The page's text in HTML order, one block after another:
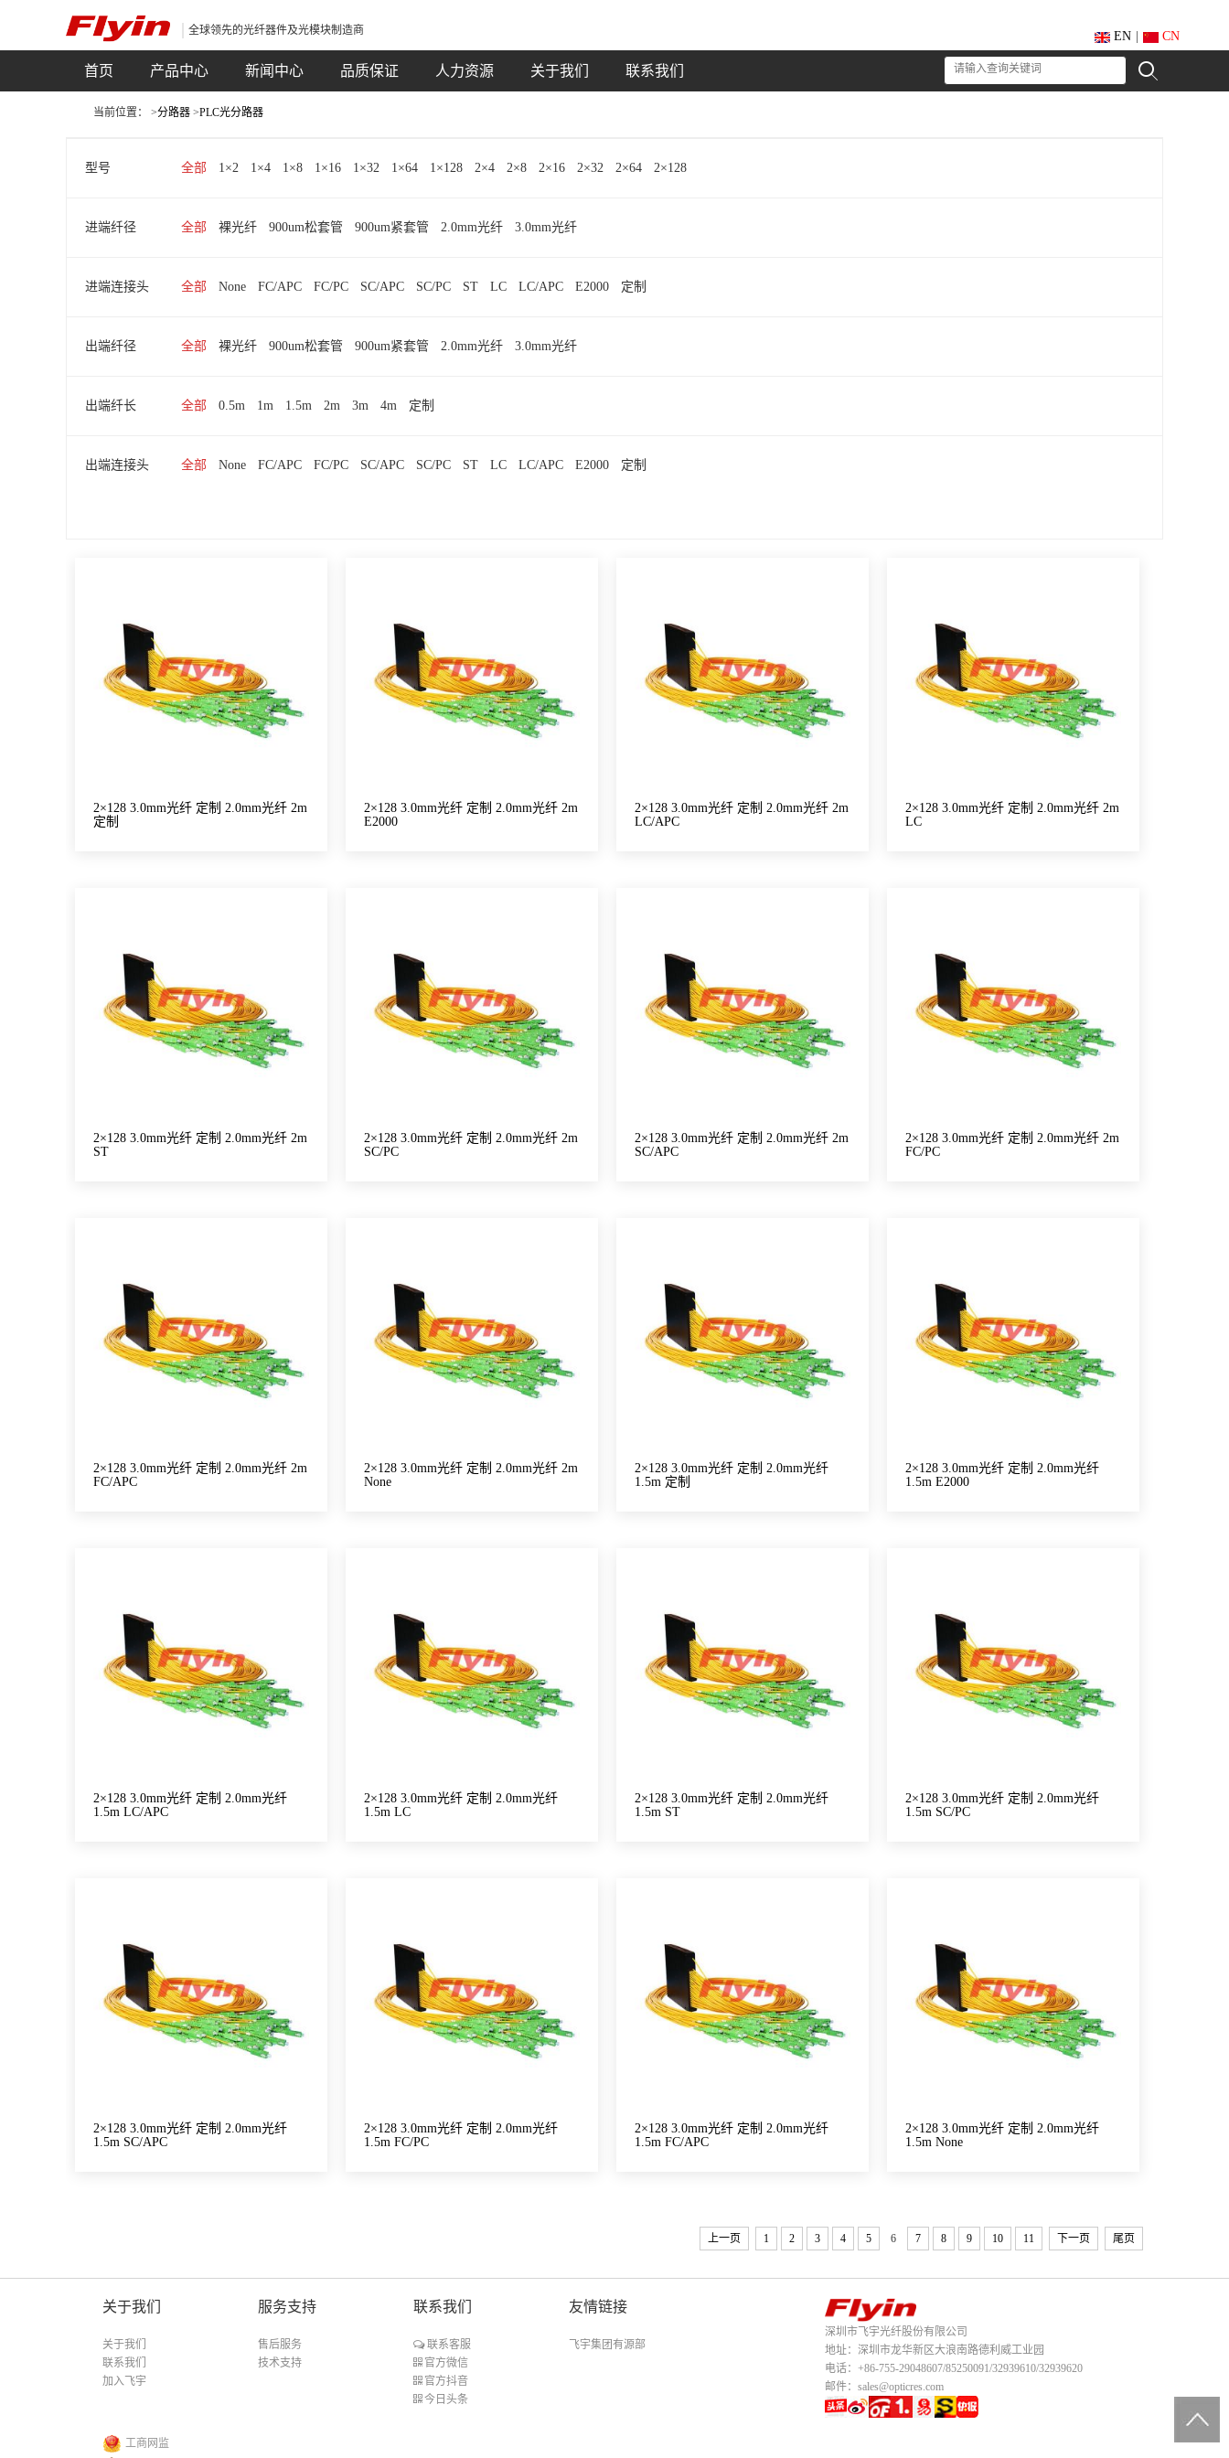
全球领先的光纤器件及光模块制造商 EN CN
首页 产品中心 新闻中心 品质保证 人力资源 关于我们 联系我们
当前位置： >分路器 >PLC光分路器
型号 全部 1×2 1×4 1×8 1×16 1×32 1×64 1×128 2×4 2×8 2×16 2×32 2×64 2×128
进端纤径 全部 裸光纤 900um松套管 900um紧套管 2.0mm光纤 3.0mm光纤
进端连接头 全部 None FC/APC FC/PC SC/APC SC/PC ST LC LC/APC E2000 定制
出端纤径 全部 裸光纤 900um松套管 900um紧套管 2.0mm光纤 3.0mm光纤
出端纤长 全部 0.5m 1m 1.5m 2m 3m 4m 定制
出端连接头 全部 None FC/APC FC/PC SC/APC SC/PC ST LC LC/APC E2000 定制
2×128 3.0mm光纤 定制 2.0mm光纤 2m
定制
2×128 3.0mm光纤 定制 2.0mm光纤 2m
E2000
2×128 3.0mm光纤 定制 2.0mm光纤 2m
LC/APC
2×128 3.0mm光纤 定制 2.0mm光纤 2m
LC
2×128 3.0mm光纤 定制 2.0mm光纤 2m
ST
2×128 3.0mm光纤 定制 2.0mm光纤 2m
SC/PC
2×128 3.0mm光纤 定制 2.0mm光纤 2m
SC/APC
2×128 3.0mm光纤 定制 2.0mm光纤 2m
FC/PC
2×128 3.0mm光纤 定制 2.0mm光纤 2m
FC/APC
2×128 3.0mm光纤 定制 2.0mm光纤 2m
None
2×128 3.0mm光纤 定制 2.0mm光纤
1.5m 定制
2×128 3.0mm光纤 定制 2.0mm光纤
1.5m E2000
2×128 3.0mm光纤 定制 2.0mm光纤
1.5m LC/APC
2×128 3.0mm光纤 定制 2.0mm光纤
1.5m LC
2×128 3.0mm光纤 定制 2.0mm光纤
1.5m ST
2×128 3.0mm光纤 定制 2.0mm光纤
1.5m SC/PC
2×128 3.0mm光纤 定制 2.0mm光纤
1.5m SC/APC
2×128 3.0mm光纤 定制 2.0mm光纤
1.5m FC/PC
2×128 3.0mm光纤 定制 2.0mm光纤
1.5m FC/APC
2×128 3.0mm光纤 定制 2.0mm光纤
1.5m None
上一页 1 2 3 4 5 6 7 8 9 10 11 下一页 尾页
关于我们
关于我们
联系我们
加入飞宇
服务支持
售后服务
技术支持
联系我们
联系客服
官方微信
官方抖音
今日头条
友情链接
飞宇集团有源部
工商网监
深圳市飞宇光纤股份有限公司
地址：深圳市龙华新区大浪南路德利威工业园
电话：+86-755-29048607/85250091/32939610/32939620
邮件：sales@opticres.com